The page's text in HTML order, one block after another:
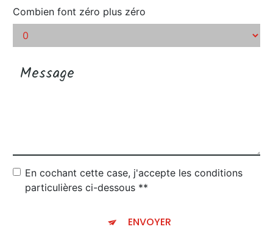
Combien font zéro plus zéro
En cochant cette case, j'accepte les conditions
particulières ci-dessous **
ENVOYER